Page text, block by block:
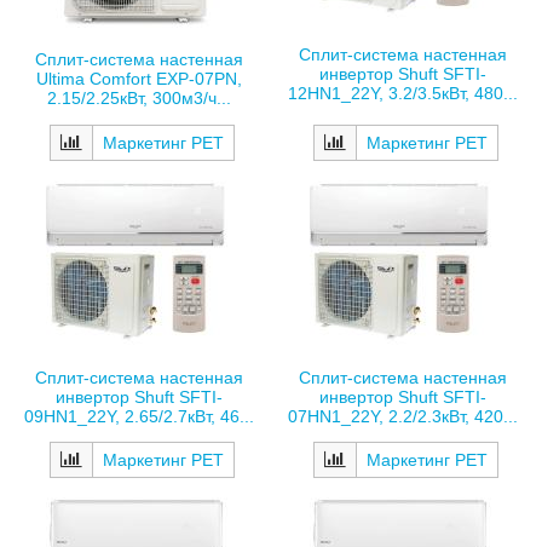
Сплит-система настенная
Ultima Comfort EXP-07PN,
2.15/2.25кВт, 300м3/ч...
Маркетинг РЕТ
Сплит-система настенная
инвертор Shuft SFTI-
12HN1_22Y, 3.2/3.5кВт, 480...
Маркетинг РЕТ
Сплит-система настенная
инвертор Shuft SFTI-
09HN1_22Y, 2.65/2.7кВт, 46...
Маркетинг РЕТ
Сплит-система настенная
инвертор Shuft SFTI-
07HN1_22Y, 2.2/2.3кВт, 420...
Маркетинг РЕТ